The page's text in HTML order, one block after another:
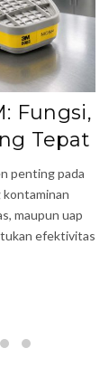
Fungsi,
Tepat
penting pada
maupun uap
efektivitas